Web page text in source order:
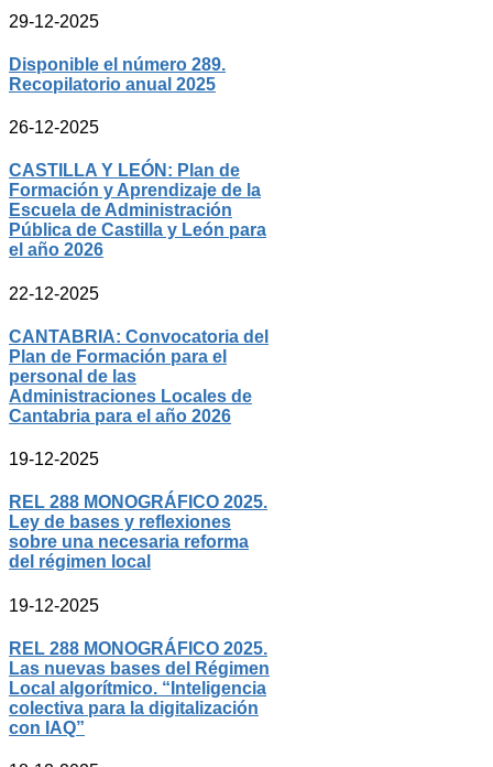
29-12-2025
Disponible el número 289.
Recopilatorio anual 2025
26-12-2025
CASTILLA Y LEÓN: Plan de
Formación y Aprendizaje de la
Escuela de Administración
Pública de Castilla y León para
el año 2026
22-12-2025
CANTABRIA: Convocatoria del
Plan de Formación para el
personal de las
Administraciones Locales de
Cantabria para el año 2026
19-12-2025
REL 288 MONOGRÁFICO 2025.
Ley de bases y reflexiones
sobre una necesaria reforma
del régimen local
19-12-2025
REL 288 MONOGRÁFICO 2025.
Las nuevas bases del Régimen
Local algorítmico. “Inteligencia
colectiva para la digitalización
con IAQ”